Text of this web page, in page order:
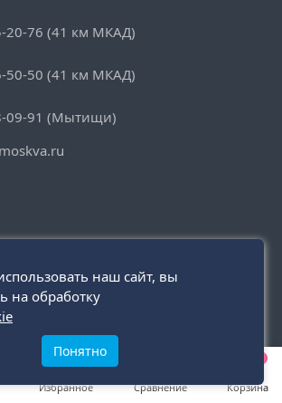
0
Избранное Сравнение Корзина
20-76 (41 км МКАД)
50-50 (41 км МКАД)
09-91 (Мытищи)
и конфиденциальность персональных
наш сайт, вы
на обработку
Понятно